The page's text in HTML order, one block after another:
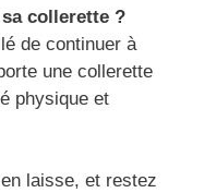
collerette ?
de continuer à
une collerette
physique et
laisse, et restez